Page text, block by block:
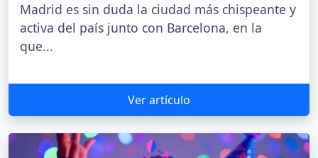
Madrid es sin duda la ciudad más chispeante y
activa del país junto con Barcelona, en la
que...
Ver artículo